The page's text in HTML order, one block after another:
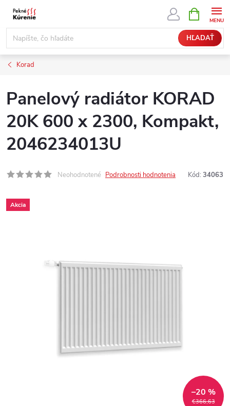
Prejsť
obsah
HĽADAŤ
KOŠÍK
Korad
Panelový radiátor KORAD
20K 600 x 2300, Kompakt,
2046234013U
Neohodnotené Podrobnosti hodnotenia Kód: 34063
Akcia
€366,63
–20 %